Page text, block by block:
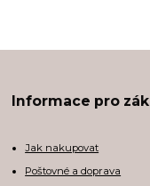
Informace pro
Jak nakupovat
Poštovné a doprava